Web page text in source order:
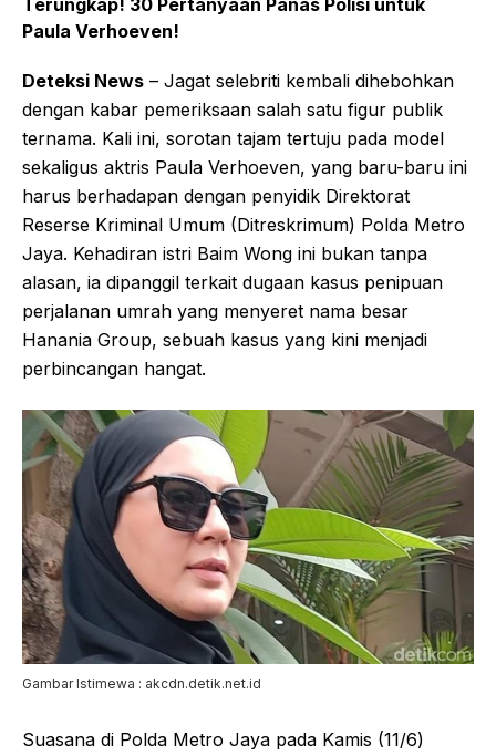
Terungkap! 30 Pertanyaan Panas Polisi untuk
Paula Verhoeven!
Deteksi News – Jagat selebriti kembali dihebohkan
dengan kabar pemeriksaan salah satu figur publik
ternama. Kali ini, sorotan tajam tertuju pada model
sekaligus aktris Paula Verhoeven, yang baru-baru ini
harus berhadapan dengan penyidik Direktorat
Reserse Kriminal Umum (Ditreskrimum) Polda Metro
Jaya. Kehadiran istri Baim Wong ini bukan tanpa
alasan, ia dipanggil terkait dugaan kasus penipuan
perjalanan umrah yang menyeret nama besar
Hanania Group, sebuah kasus yang kini menjadi
perbincangan hangat.
Gambar Istimewa : akcdn.detik.net.id
Suasana di Polda Metro Jaya pada Kamis (11/6)